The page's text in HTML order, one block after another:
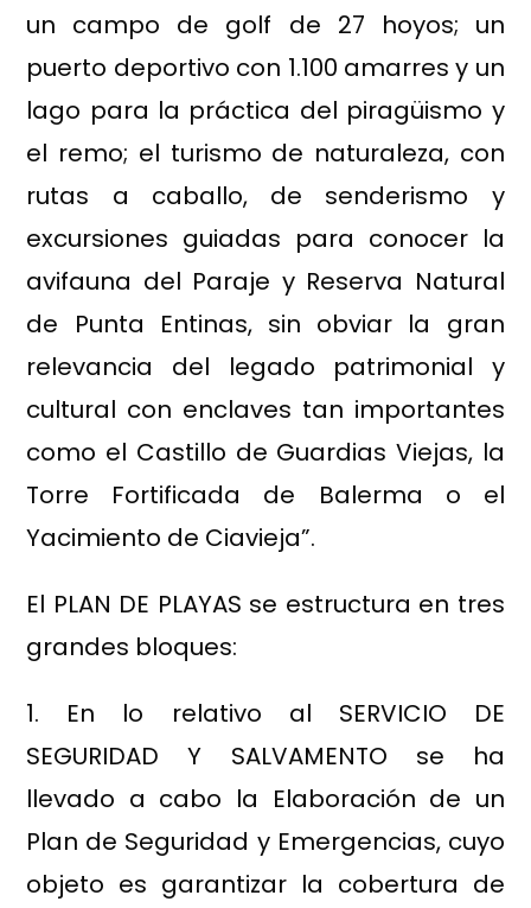
un campo de golf de 27 hoyos; un
puerto deportivo con 1.100 amarres y un
lago para la práctica del piragüismo y
el remo; el turismo de naturaleza, con
rutas a caballo, de senderismo y
excursiones guiadas para conocer la
avifauna del Paraje y Reserva Natural
de Punta Entinas, sin obviar la gran
relevancia del legado patrimonial y
cultural con enclaves tan importantes
como el Castillo de Guardias Viejas, la
Torre Fortificada de Balerma o el
Yacimiento de Ciavieja”.
El PLAN DE PLAYAS se estructura en tres
grandes bloques:
1. En lo relativo al SERVICIO DE
SEGURIDAD Y SALVAMENTO se ha
llevado a cabo la Elaboración de un
Plan de Seguridad y Emergencias, cuyo
objeto es garantizar la cobertura de